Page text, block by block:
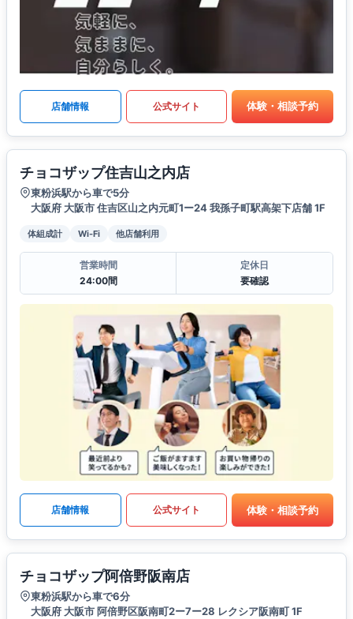
店舗情報 公式サイト 体験・相談予約
チョコザップ住吉山之内店
東粉浜駅から車で5分
大阪府 大阪市 住吉区山之内元町1ー24 我孫子町駅高架下店舗 1F
体組成計 Wi-Fi 他店舗利用
営業時間
24:00間
定休日
要確認
店舗情報 公式サイト 体験・相談予約
チョコザップ阿倍野阪南店
東粉浜駅から車で6分
大阪府 大阪市 阿倍野区阪南町2ー7ー28 レクシア阪南町 1F